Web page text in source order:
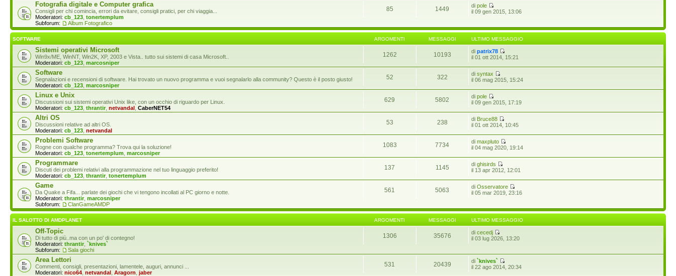
Fotografia digitale e Computer grafica
Consigli per chi comincia, errori da evitare, consigli pratici, per chi viaggia...
Moderatori: cb_123 tonertemplum
Subforum:
Album Fotografico
85 1449 dipole
il 09 gen 2015, 13:06
SOFTWARE ARGOMENTI MESSAGGI ULTIMO MESSAGGIO
Sistemi operativi Microsoft
Win9x/ME, WinNT, Win2K, XP, 2003 e Vista.. tutto sui sistemi di casa Microsoft..
Moderatori: cb_123 marcosniper
1262 10193 dipatrix78
il 01 ott 2014, 15:21
Software
Segnalazioni e recensioni di software. Hai trovato un nuovo programma e vuoi segnalarlo alla community? Questo è il posto giusto!
Moderatori: cb_123 marcosniper
52 322 disyntax
il 06 mag 2015, 15:24
Linux e Unix
Discussioni sui sistemi operativi Unix like, con un occhio di riguardo per Linux.
Moderatori: cb_123 thrantir, netvandal CaberNET54
629 5802 dipole
il 09 gen 2015, 17:19
Altri OS
Discussioni relative ad altri OS.
Moderatori: cb_123 netvandal
53 238 di Bruce88
il 01 ott 2014, 10:45
Problemi Software
Rogne con qualche programma? Trova qui la soluzione!
Moderatori: cb_123 tonertemplum marcosniper
1083 7734 dimaxpluto
il 04 mag 2020, 19:14
Programmare
Discuti dei problemi relativi alla programmazione nel tuo linguaggio preferito!
Moderatori: cb_123 thrantir, tonertemplum
137 1145 dighisirds
il 13 apr 2012, 12:01
Game
Da Quake a Fifa... parlate dei giochi che vi tengono incollati al PC giorno e notte.
Moderatori: thrantir, marcosniper
Subforum:
ClanGameAMDP
561 5063 diOsservatore
il 05 mar 2019, 23:16
IL SALOTTO DI AMDPLANET ARGOMENTI MESSAGGI ULTIMO MESSAGGIO
Off-Topic
Di tutto di più..ma con un po' di contegno!
Moderatori: thrantir `knives`
Subforum:
Sala giochi
1306 35676 dicecedj
il 03 lug 2026, 13:20
Area Lettori
Commenti, consigli, presentazioni, lamentele, auguri, annunci ...
Moderatori: nico64 netvandal Aragorn jaber
531 20439 di `knives`
il 22 ago 2014, 20:34